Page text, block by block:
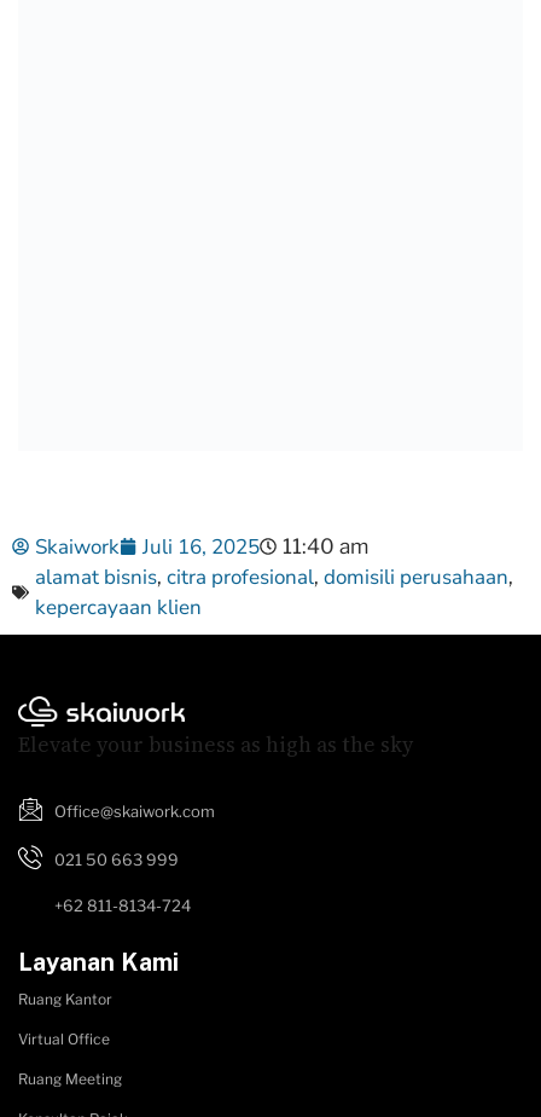
Skaiwork Juli 16, 2025 11:40 am
alamat bisnis, citra profesional, domisili perusahaan,
kepercayaan klien
Elevate your business as high as the sky
Office@skaiwork.com
021 50 663 999
+62 811-8134-724
Layanan Kami
Ruang Kantor
Virtual Office
Ruang Meeting